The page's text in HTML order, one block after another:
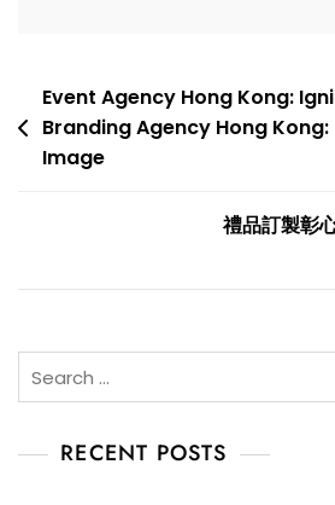
Post
navigation
Event Agency Hong Kong:
Branding Agency Hong
Image
禮品訂製彰
RECENT POSTS